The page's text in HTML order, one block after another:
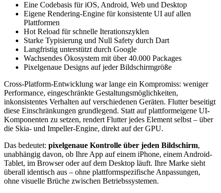
Eine Codebasis für iOS, Android, Web und Desktop
Eigene Rendering-Engine für konsistente UI auf allen
Plattformen
Hot Reload für schnelle Iterationszyklen
Starke Typisierung und Null Safety durch Dart
Langfristig unterstützt durch Google
Wachsendes Ökosystem mit über 40.000 Packages
Pixelgenaue Designs auf jeder Bildschirmgröße
Cross-Platform-Entwicklung war lange ein Kompromiss: weniger
Performance, eingeschränkte Gestaltungsmöglichkeiten,
inkonsistentes Verhalten auf verschiedenen Geräten. Flutter beseitigt
diese Einschränkungen grundlegend. Statt auf plattformeigene UI-
Komponenten zu setzen, rendert Flutter jedes Element selbst – über
die Skia- und Impeller-Engine, direkt auf der GPU.
Das bedeutet: pixelgenaue Kontrolle über jeden Bildschirm,
unabhängig davon, ob Ihre App auf einem iPhone, einem Android-
Tablet, im Browser oder auf dem Desktop läuft. Ihre Marke sieht
überall identisch aus – ohne plattformspezifische Anpassungen,
ohne visuelle Brüche zwischen Betriebssystemen.